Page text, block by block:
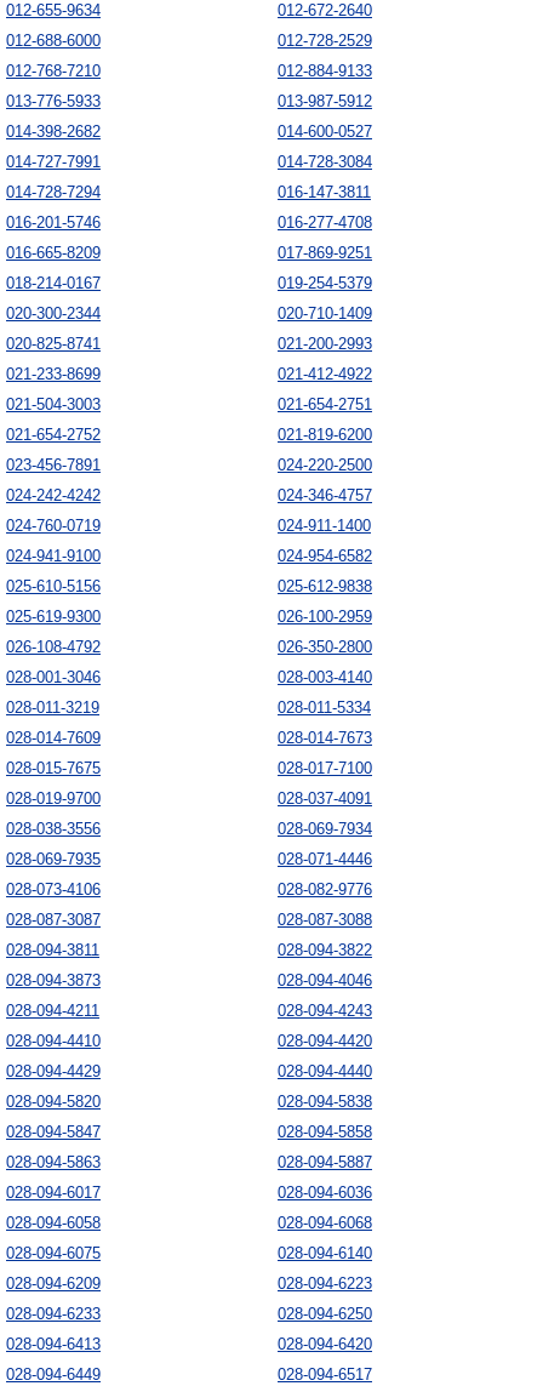
012-655-9634
012-672-2640
012-688-6000
012-728-2529
012-768-7210
012-884-9133
013-776-5933
013-987-5912
014-398-2682
014-600-0527
014-727-7991
014-728-3084
014-728-7294
016-147-3811
016-201-5746
016-277-4708
016-665-8209
017-869-9251
018-214-0167
019-254-5379
020-300-2344
020-710-1409
020-825-8741
021-200-2993
021-233-8699
021-412-4922
021-504-3003
021-654-2751
021-654-2752
021-819-6200
023-456-7891
024-220-2500
024-242-4242
024-346-4757
024-760-0719
024-911-1400
024-941-9100
024-954-6582
025-610-5156
025-612-9838
025-619-9300
026-100-2959
026-108-4792
026-350-2800
028-001-3046
028-003-4140
028-011-3219
028-011-5334
028-014-7609
028-014-7673
028-015-7675
028-017-7100
028-019-9700
028-037-4091
028-038-3556
028-069-7934
028-069-7935
028-071-4446
028-073-4106
028-082-9776
028-087-3087
028-087-3088
028-094-3811
028-094-3822
028-094-3873
028-094-4046
028-094-4211
028-094-4243
028-094-4410
028-094-4420
028-094-4429
028-094-4440
028-094-5820
028-094-5838
028-094-5847
028-094-5858
028-094-5863
028-094-5887
028-094-6017
028-094-6036
028-094-6058
028-094-6068
028-094-6075
028-094-6140
028-094-6209
028-094-6223
028-094-6233
028-094-6250
028-094-6413
028-094-6420
028-094-6449
028-094-6517